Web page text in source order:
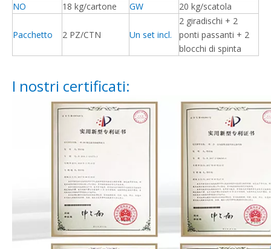
NO 18 kg/cartone GW 20 kg/scatola
Pacchetto 2 PZ/CTN Un set incl.
2 giradischi + 2
ponti passanti + 2
blocchi di spinta
I nostri certificati: